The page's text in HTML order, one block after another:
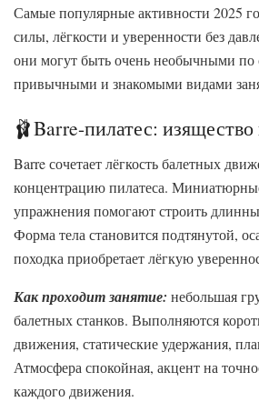
Самые популярные активности 2025
силы, лёгкости и уверенности без
они могут быть очень необычными по
привычными и знакомыми видами
🩰Barre-пилатес: изящество
Barre сочетает лёгкость балетных
концентрацию пилатеса.
упражнения помогают строить
Форма тела становится подтянутой,
походка приобретает лёгкую
Как проходит занятие: небольшая
балетных станков. Выполняются
движения, статические удержания,
Атмосфера спокойная, акцент на
каждого движения.